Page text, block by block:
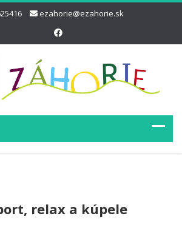
ezahorie@ezahorie.sk
relax a kúpele